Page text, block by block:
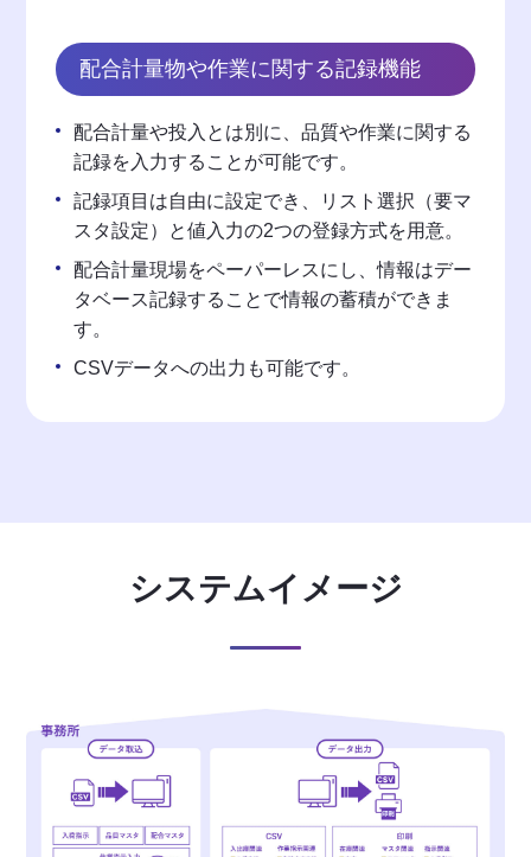
配合計量物や作業に関する記録機能
配合計量や投入とは別に、品質や作業に関する
記録を入力することが可能です。
記録項目は自由に設定でき、リスト選択（要マ
スタ設定）と値入力の2つの登録方式を用意。
配合計量現場をペーパーレスにし、情報はデー
タベース記録することで情報の蓄積ができま
す。
CSVデータへの出⼒も可能です。
システムイメージ